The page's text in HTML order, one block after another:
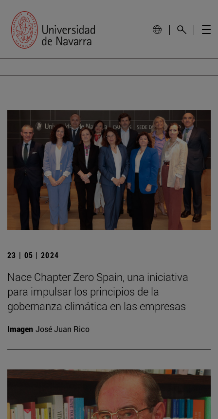
23 | 05 | 2024
Nace Chapter Zero Spain, una iniciativa
para impulsar los principios de la
gobernanza climática en las empresas
Imagen José Juan Rico